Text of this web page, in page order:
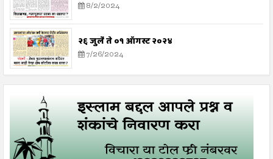
8/2/2024
२६ जुलै ते ०१ ऑगस्ट २०२४
7/26/2024